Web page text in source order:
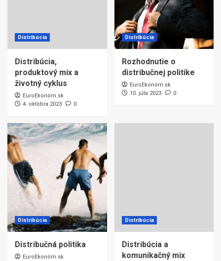
Distribúcia
Distribúcia,
produktový mix a
životný cyklus
EuroEkonóm.sk
4. októbra 2023
0
Distribúcia
Rozhodnutie o
distribučnej politike
EuroEkonóm.sk
10. júla 2023
0
Distribúcia
Distribučná politika
EuroEkonóm.sk
Distribúcia
Distribúcia a
komunikačný mix